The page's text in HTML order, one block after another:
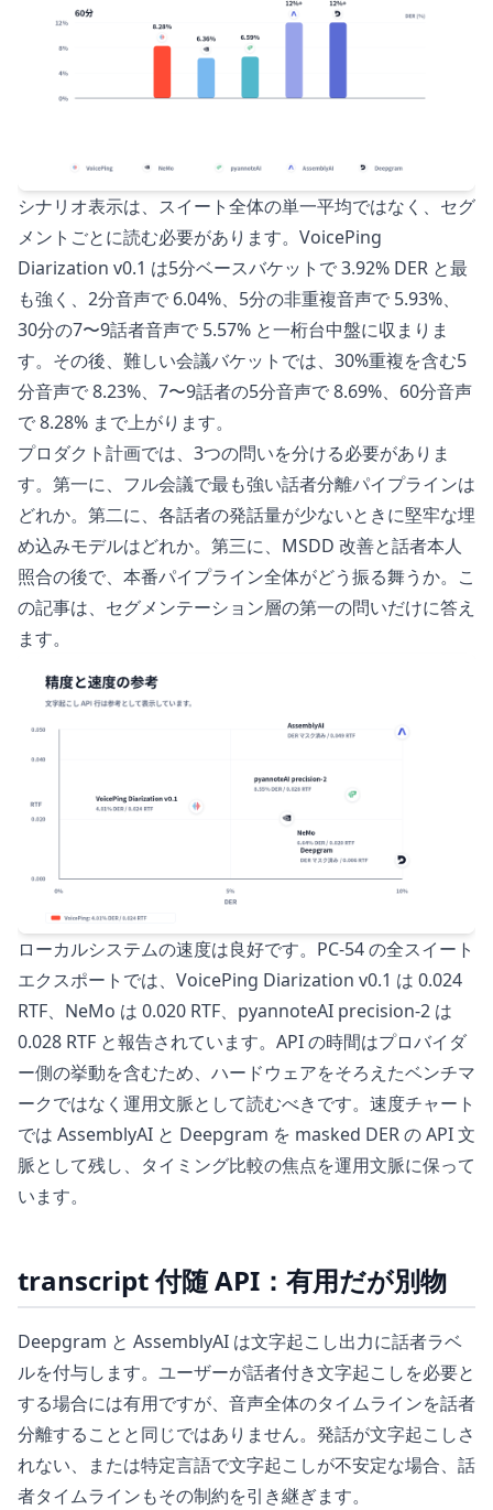
シナリオ表示は、スイート全体の単一平均ではなく、セグ
メントごとに読む必要があります。VoicePing
Diarization v0.1 は5分ベースバケットで 3.92% DER と最
も強く、2分音声で 6.04%、5分の非重複音声で 5.93%、
30分の7〜9話者音声で 5.57% と一桁台中盤に収まりま
す。その後、難しい会議バケットでは、30%重複を含む5
分音声で 8.23%、7〜9話者の5分音声で 8.69%、60分音声
で 8.28% まで上がります。
プロダクト計画では、3つの問いを分ける必要がありま
す。第一に、フル会議で最も強い話者分離パイプラインは
どれか。第二に、各話者の発話量が少ないときに堅牢な埋
め込みモデルはどれか。第三に、MSDD 改善と話者本人
照合の後で、本番パイプライン全体がどう振る舞うか。こ
の記事は、セグメンテーション層の第一の問いだけに答え
ます。
ローカルシステムの速度は良好です。PC-54 の全スイート
エクスポートでは、VoicePing Diarization v0.1 は 0.024
RTF、NeMo は 0.020 RTF、pyannoteAI precision-2 は
0.028 RTF と報告されています。API の時間はプロバイダ
ー側の挙動を含むため、ハードウェアをそろえたベンチマ
ークではなく運用文脈として読むべきです。速度チャート
では AssemblyAI と Deepgram を masked DER の API 文
脈として残し、タイミング比較の焦点を運用文脈に保って
います。
transcript 付随 API：有用だが別物
Deepgram と AssemblyAI は文字起こし出力に話者ラベ
ルを付与します。ユーザーが話者付き文字起こしを必要と
する場合には有用ですが、音声全体のタイムラインを話者
分離することと同じではありません。発話が文字起こしさ
れない、または特定言語で文字起こしが不安定な場合、話
者タイムラインもその制約を引き継ぎます。